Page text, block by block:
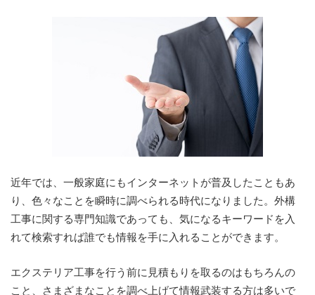
近年では、一般家庭にもインターネットが普及したこともあ
り、色々なことを瞬時に調べられる時代になりました。外構
工事に関する専門知識であっても、気になるキーワードを入
れて検索すれば誰でも情報を手に入れることができます。
エクステリア工事を行う前に見積もりを取るのはもちろんの
こと、さまざまなことを調べ上げて情報武装する方は多いで